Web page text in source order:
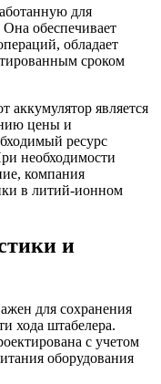
для
обеспечивает
обладает
сроком
аккумулятор является
цены и
ресурс
необходимости
компания
в литий-ионном
и
для сохранения
хода штабелера.
с учетом
оборудования